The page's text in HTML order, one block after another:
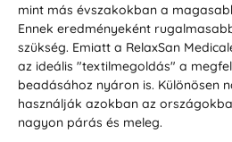
mint más évszakokban a
Ennek eredményeként
szükség. Emiatt a RelaxSan
az ideális "textilmegoldás" a
beadásához nyáron is. Különösen
használják azokban az
nagyon párás és meleg.